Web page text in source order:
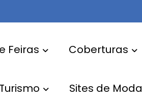
Feiras Coberturas
Sites de Moda